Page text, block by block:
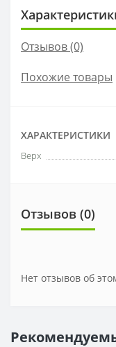
Отзывов (0)
Похожие товары
ХАРАКТЕРИСТИКИ
Верх
Отзывов (0)
Нет отзывов об